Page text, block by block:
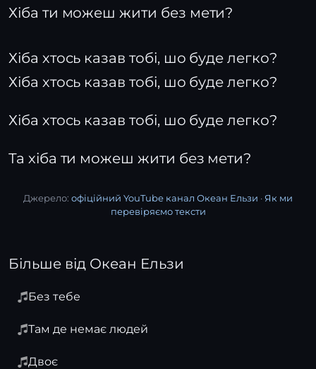
Хіба ти можеш жити без мети?
Хіба хтось казав тобі, шо буде легко?
Хіба хтось казав тобі, шо буде легко?
Хіба хтось казав тобі, шо буде легко?
Та хіба ти можеш жити без мети?
Джерело: офіційний YouTube канал Океан Ельзи · Як ми
перевіряємо тексти
Більше від Океан Ельзи
Без тебе
Там де немає людей
Двоє